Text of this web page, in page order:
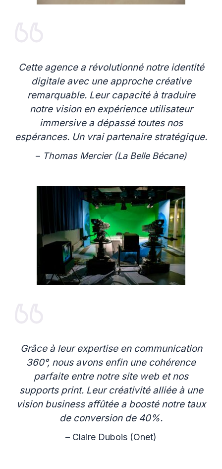
Cette agence a révolutionné notre identité
digitale avec une approche créative
remarquable. Leur capacité à traduire
notre vision en expérience utilisateur
immersive a dépassé toutes nos
espérances. Un vrai partenaire stratégique.
– Thomas Mercier (La Belle Bécane)
Grâce à leur expertise en communication
360°, nous avons enfin une cohérence
parfaite entre notre site web et nos
supports print. Leur créativité alliée à une
vision business affûtée a boosté notre taux
de conversion de 40%.
– Claire Dubois (Onet)